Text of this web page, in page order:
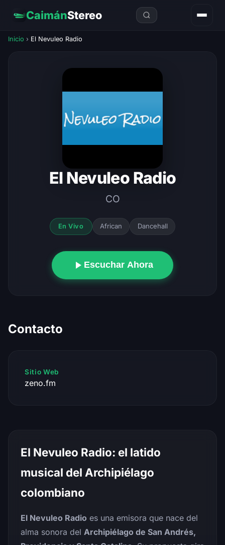
CaimánStereo
Inicio › El Nevuleo Radio
El Nevuleo Radio
CO
En Vivo African Dancehall
Escuchar Ahora
Contacto
Sitio Web
zeno.fm
El Nevuleo Radio: el latido
musical del Archipiélago
colombiano
El Nevuleo Radio es una emisora que nace del
alma sonora del Archipiélago de San Andrés,